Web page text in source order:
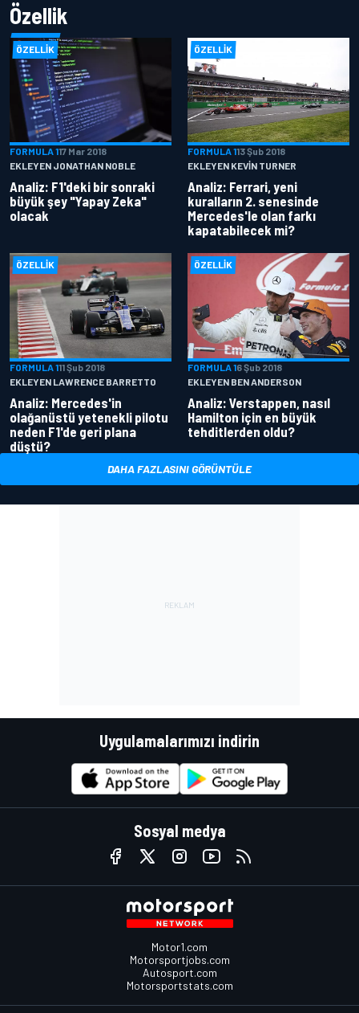
Özellik
ÖZELLIK
FORMULA 117 Mar 2018
EKLEYEN JONATHAN NOBLE
Analiz: F1'deki bir sonraki
büyük şey "Yapay Zeka"
olacak
ÖZELLIK
FORMULA 113 Şub 2018
EKLEYEN KEVIN TURNER
Analiz: Ferrari, yeni
kuralların 2. senesinde
Mercedes'le olan farkı
kapatabilecek mi?
ÖZELLIK
FORMULA 111 Şub 2018
EKLEYEN LAWRENCE BARRETTO
Analiz: Mercedes'in
olağanüstü yetenekli pilotu
neden F1'de geri plana
düştü?
ÖZELLIK
FORMULA 16 Şub 2018
EKLEYEN BEN ANDERSON
Analiz: Verstappen, nasıl
Hamilton için en büyük
tehditlerden oldu?
DAHA FAZLASINI GÖRÜNTÜLE
Uygulamalarımızı indirin
Sosyal medya
Motor1.com
Motorsportjobs.com
Autosport.com
Motorsportstats.com